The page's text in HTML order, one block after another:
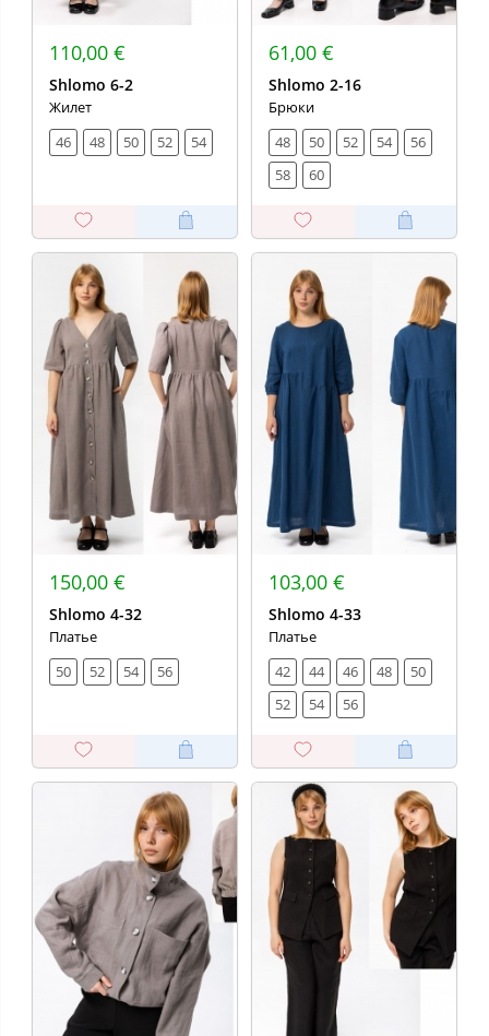
110,00 €
Shlomo 6-2
Жилет
46
48 50 52 54
61,00 €
Shlomo 2-16
Брюки
48
50 52 54
56
58
60
150,00 €
Shlomo 4-32
Платье
50
52 54 56
103,00 €
Shlomo 4-33
Платье
42
44 46 48
50
52
54 56